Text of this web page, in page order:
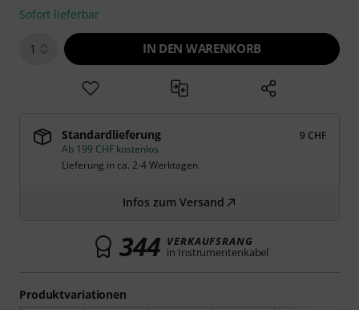
Produktvariationen
Sofort lieferbar
1 IN DEN WARENKORB
Standardlieferung
9 CHF
Ab 199 CHF kostenlos
Lieferung in ca. 2-4 Werktagen
Infos zum Versand
344 VERKAUFSRANG
in Instrumentenkabel